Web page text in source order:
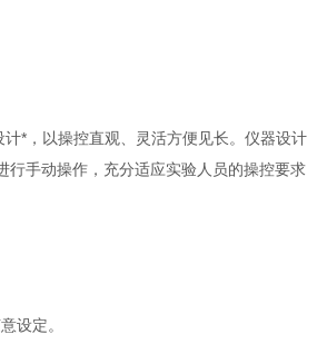
*，以操控直观、灵活方便见长。仪器设计
行手动操作，充分适应实验人员的操控要求
设定。